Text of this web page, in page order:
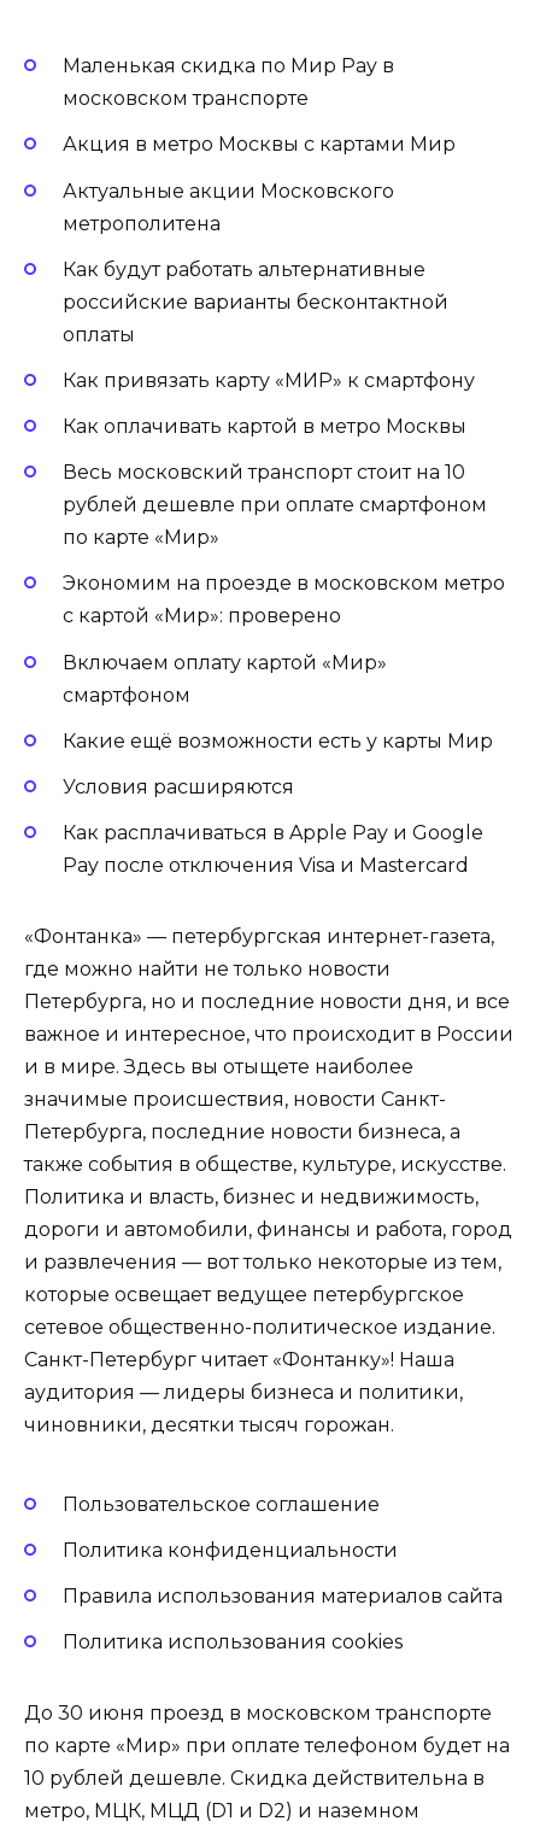
Маленькая скидка по Мир Pay в
московском транспорте
Акция в метро Москвы с картами Мир
Актуальные акции Московского
метрополитена
Как будут работать альтернативные
российские варианты бесконтактной
оплаты
Как привязать карту «МИР» к смартфону
Как оплачивать картой в метро Москвы
Весь московский транспорт стоит на 10
рублей дешевле при оплате смартфоном
по карте «Мир»
Экономим на проезде в московском метро
с картой «Мир»: проверено
Включаем оплату картой «Мир»
смартфоном
Какие ещё возможности есть у карты Мир
Условия расширяются
Как расплачиваться в Apple Pay и Google
Pay после отключения Visa и Mastercard
«Фонтанка» — петербургская интернет-газета,
где можно найти не только новости
Петербурга, но и последние новости дня, и все
важное и интересное, что происходит в России
и в мире. Здесь вы отыщете наиболее
значимые происшествия, новости Санкт-
Петербурга, последние новости бизнеса, а
также события в обществе, культуре, искусстве.
Политика и власть, бизнес и недвижимость,
дороги и автомобили, финансы и работа, город
и развлечения — вот только некоторые из тем,
которые освещает ведущее петербургское
сетевое общественно-политическое издание.
Санкт-Петербург читает «Фонтанку»! Наша
аудитория — лидеры бизнеса и политики,
чиновники, десятки тысяч горожан.
Пользовательское соглашение
Политика конфиденциальности
Правила использования материалов сайта
Политика использования cookies
До 30 июня проезд в московском транспорте
по карте «Мир» при оплате телефоном будет на
10 рублей дешевле. Скидка действительна в
метро, МЦК, МЦД (D1 и D2) и наземном